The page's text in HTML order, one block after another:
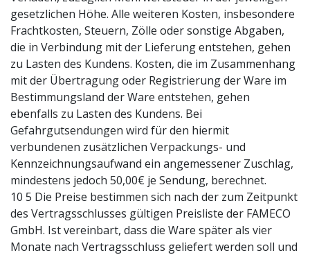
gesetzlichen Höhe. Alle weiteren Kosten, insbesondere
Frachtkosten, Steuern, Zölle oder sonstige Abgaben,
die in Verbindung mit der Lieferung entstehen, gehen
zu Lasten des Kundens. Kosten, die im Zusammenhang
mit der Übertragung oder Registrierung der Ware im
Bestimmungsland der Ware entstehen, gehen
ebenfalls zu Lasten des Kundens. Bei
Gefahrgutsendungen wird für den hiermit
verbundenen zusätzlichen Verpackungs- und
Kennzeichnungsaufwand ein angemessener Zuschlag,
mindestens jedoch 50,00€ je Sendung, berechnet.
10 5 Die Preise bestimmen sich nach der zum Zeitpunkt
des Vertragsschlusses gültigen Preisliste der FAMECO
GmbH. Ist vereinbart, dass die Ware später als vier
Monate nach Vertragsschluss geliefert werden soll und